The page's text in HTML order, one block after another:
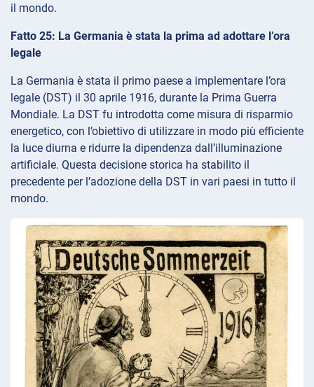
il mondo.
Fatto 25: La Germania è stata la prima ad adottare l’ora
legale
La Germania è stata il primo paese a implementare l’ora
legale (DST) il 30 aprile 1916, durante la Prima Guerra
Mondiale. La DST fu introdotta come misura di risparmio
energetico, con l’obiettivo di utilizzare in modo più efficiente
la luce diurna e ridurre la dipendenza dall’illuminazione
artificiale. Questa decisione storica ha stabilito il
precedente per l’adozione della DST in vari paesi in tutto il
mondo.